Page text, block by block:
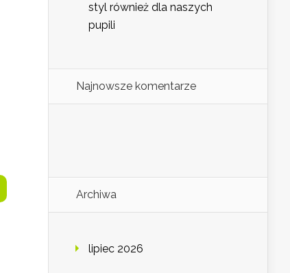
styl również dla naszych
pupili
Najnowsze komentarze
Archiwa
lipiec 2026